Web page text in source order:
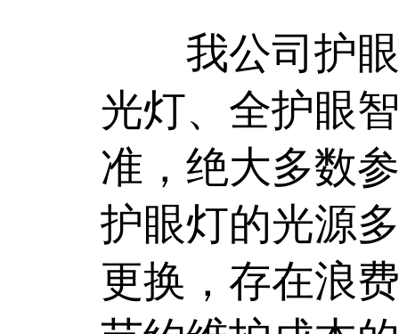
我公司护眼
光灯、全护眼
准，绝大多数
护眼灯的光源
更换，存在浪